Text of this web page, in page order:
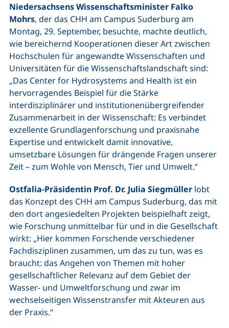
Niedersachsens Wissenschaftsminister Falko
Mohrs, der das CHH am Campus Suderburg am
Montag, 29. September, besuchte, machte deutlich,
wie bereichernd Kooperationen dieser Art zwischen
Hochschulen für angewandte Wissenschaften und
Universitäten für die Wissenschaftslandschaft sind:
„Das Center for Hydrosystems and Health ist ein
hervorragendes Beispiel für die Stärke
interdisziplinärer und institutionenübergreifender
Zusammenarbeit in der Wissenschaft: Es verbindet
exzellente Grundlagenforschung und praxisnahe
Expertise und entwickelt damit innovative,
umsetzbare Lösungen für drängende Fragen unserer
Zeit – zum Wohle von Mensch, Tier und Umwelt.“
Ostfalia-Präsidentin Prof. Dr. Julia Siegmüller lobt
das Konzept des CHH am Campus Suderburg, das mit
den dort angesiedelten Projekten beispielhaft zeigt,
wie Forschung unmittelbar für und in die Gesellschaft
wirkt: „Hier kommen Forschende verschiedener
Fachdisziplinen zusammen, um das zu tun, was es
braucht: das Angehen von Themen mit hoher
gesellschaftlicher Relevanz auf dem Gebiet der
Wasser- und Umweltforschung und zwar im
wechselseitigen Wissenstransfer mit Akteuren aus
der Praxis.“